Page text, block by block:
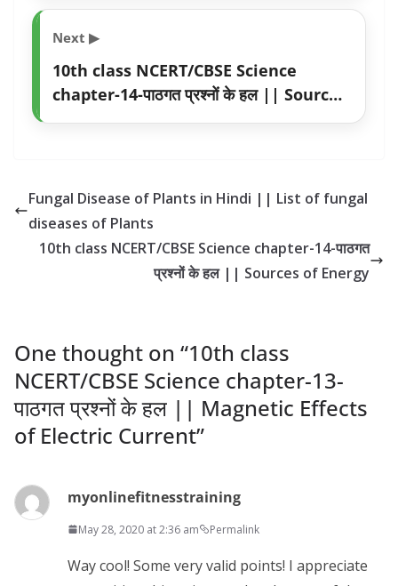
Next ▶
10th class NCERT/CBSE Science
chapter-14-पाठगत प्रश्नों के हल || Sources
of Energy
Fungal Disease of Plants in Hindi || List of fungal
diseases of Plants
10th class NCERT/CBSE Science chapter-14-पाठगत
प्रश्नों के हल || Sources of Energy
One thought on “10th class
NCERT/CBSE Science chapter-13-
पाठगत प्रश्नों के हल || Magnetic Effects
of Electric Current”
myonlinefitnesstraining
May 28, 2020 at 2:36 am Permalink
Way cool! Some very valid points! I appreciate